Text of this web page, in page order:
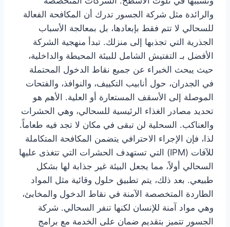
والرائدة مثل شركة الجسور تدرك أن المكافحة الفعالة
للسحالي لا تتم فقط بإبعادها، بل بمعالجة الأسباب
الجذرية التي تجذبها إلى منزلك. تبدأ منهجية الشركة
الأفضل بـ التفتيش الشامل للبيئة المحيطة والداخلية،
حيث يبحث الخبراء عن جميع نقاط الدخول المحتملة
في الجدران، حول أنابيب التكييف، والنوافذ، والفتحات
الموصلة إلى الأسقف المستعارة أو العلية. الأهم هو
تحديد مصادر الغذاء الرئيسية للسحالي، وهي الحشرات
والعناكب. السحلية لن تبقى في مكان لا تجد فيه طعاماً.
لذا، فإن الإجراء الاحترافي يتضمن المكافحة المتكاملة
للآفات (IPM) التي تستهدف الحشرات التي تتغذى عليها
السحالي أولاً، مما يجعل البيئة غير جذابة لها بشكل
طبيعي. بعد ذلك، يتم تطبيق حلول وقائية مثل المواد
الطاردة المتخصصة الآمنة في نقاط الدخول والمخابئ،
وهي مواد آمنة للإنسان لكنها تنفر السحالي. شركة
الجسور تتميز بتقديم ضمان على الخدمة مع برامج